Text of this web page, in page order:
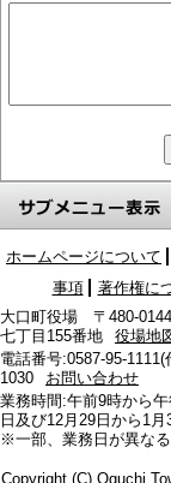
ホームページについて
事項
著作権に
大口町役場 〒480-
七丁目155番地
役場地
電話番号:0587-95-
1030
お問い合わせ
業務時間:午前9時から
日及び12月29日から1月
※一部、業務日が異なる
Copyright (C) Oguchi